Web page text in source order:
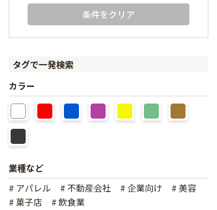
条件をクリア
タグで一発検索
カラー
業種など
# アパレル
# 不動産会社 # 企業向け
# 美容
# 菓子店
# 飲食業